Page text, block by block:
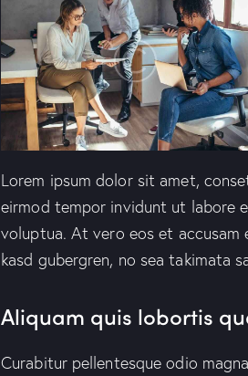
Lorem ipsum dolor sit amet,
eirmod tempor invidunt ut labore
voluptua. At vero eos et
kasd gubergren, no sea takimata
Aliquam quis lobortis
Curabitur pellentesque odio